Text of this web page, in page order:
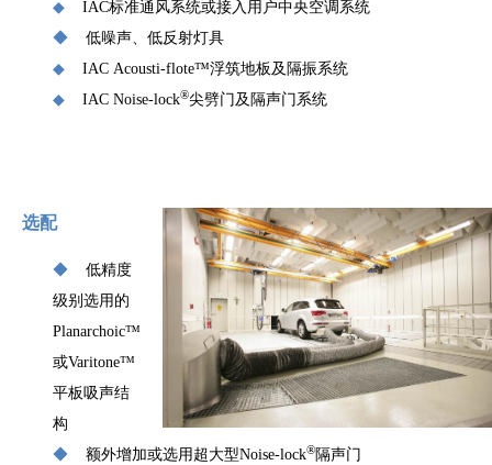
◆ IAC标准通风系统或接入用户中央空调系统
◆ 低噪声、低反射灯具
◆ IAC Acousti-flote™浮筑地板及隔振系统
◆ IAC Noise-lock®尖劈门及隔声门系统
选配
◆ 低精度
级别选用的
Planarchoic™
或Varitone™
平板吸声结
构
◆ 额外增加或选用超大型Noise-lock®隔声门